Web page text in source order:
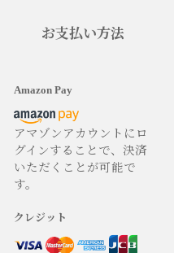
お支払い方法
Amazon Pay
アマゾンアカウントにロ
グインすることで、決済
いただくことが可能で
す。
クレジット